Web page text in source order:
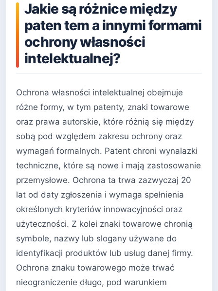
Jakie są różnice między
paten tem a innymi formami
ochrony własności
intelektualnej?
Ochrona własności intelektualnej obejmuje
różne formy, w tym patenty, znaki towarowe
oraz prawa autorskie, które różnią się między
sobą pod względem zakresu ochrony oraz
wymagań formalnych. Patent chroni wynalazki
techniczne, które są nowe i mają zastosowanie
przemysłowe. Ochrona ta trwa zazwyczaj 20
lat od daty zgłoszenia i wymaga spełnienia
określonych kryteriów innowacyjności oraz
użyteczności. Z kolei znaki towarowe chronią
symbole, nazwy lub slogany używane do
identyfikacji produktów lub usług danej firmy.
Ochrona znaku towarowego może trwać
nieograniczenie długo, pod warunkiem